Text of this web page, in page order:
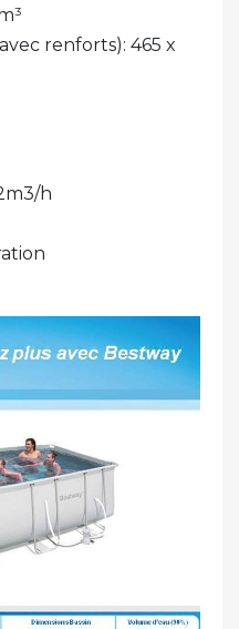
renforts): 465 x
h